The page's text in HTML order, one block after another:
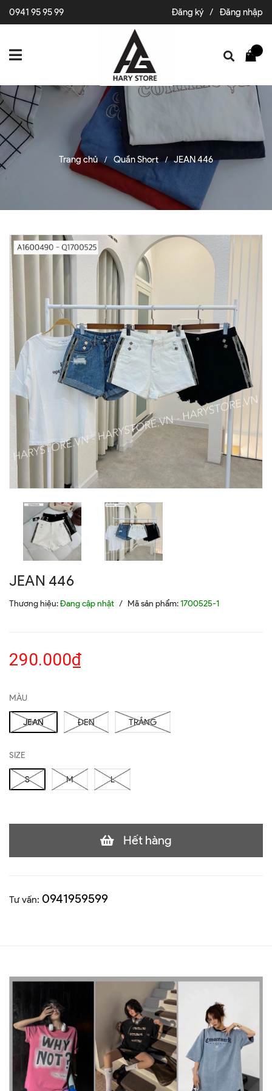
0941 95 95 99 Đăng ký / Đăng nhập
Trang chủ / Quần Short / JEAN 446
JEAN 446
Thương hiệu:Đang cập nhật / Mã sản phẩm:1700525-1
290.000₫
MÀU
JEAN ĐEN TRẮNG
SIZE
S M L
Hết hàng
Tư vấn: 0941959599